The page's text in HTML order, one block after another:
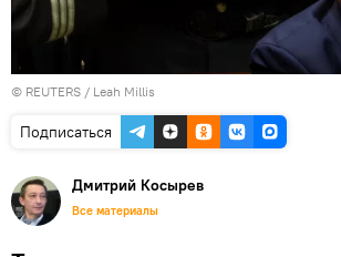
© REUTERS / Leah Millis
Подписаться
Дмитрий Косырев
Все материалы